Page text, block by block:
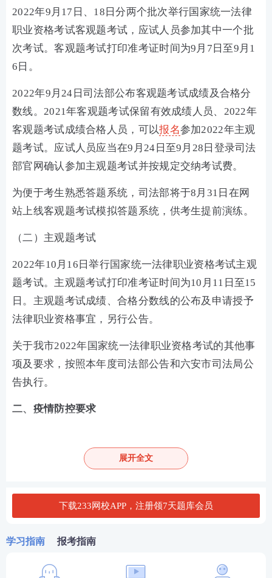
2022年9月17日、18日分两个批次举行国家统一法律
职业资格考试客观题考试，应试人员参加其中一个批
次考试。客观题考试打印准考证时间为9月7日至9月1
6日。
2022年9月24日司法部公布客观题考试成绩及合格分
数线。2021年客观题考试保留有效成绩人员、2022年
客观题考试成绩合格人员，可以报名参加2022年主观
题考试。应试人员应当在9月24日至9月28日登录司法
部官网确认参加主观题考试并按规定交纳考试费。
为便于考生熟悉答题系统，司法部将于8月31日在网
站上线客观题考试模拟答题系统，供考生提前演练。
（二）主观题考试
2022年10月16日举行国家统一法律职业资格考试主观
题考试。主观题考试打印准考证时间为10月11日至15
日。主观题考试成绩、合格分数线的公布及申请授予
法律职业资格事宜，另行公告。
关于我市2022年国家统一法律职业资格考试的其他事
项及要求，按照本年度司法部公告和六安市司法局公
告执行。
二、疫情防控要求
部门通过官方网站、微信公众号、手机短信等方式发
布的告知考生应注意的疫情防控要求，主动学习疫情
防控规定，及时按规定如实报告个人健康状况。
2.所有考生须提前申领“安康码”“通信大数据行程
员需通过健康打卡、个人申诉、核酸检测等方式尽快
展开全文
下载233网校APP，注册领7天题库会员
学习指南 报考指南